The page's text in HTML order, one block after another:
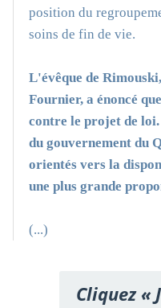
position du
soins de fin de vie.
L'évêque de
Fournier, a énoncé
contre le projet de
du gouvernement du
orientés vers la
une plus grande
(...)
Cliquez «